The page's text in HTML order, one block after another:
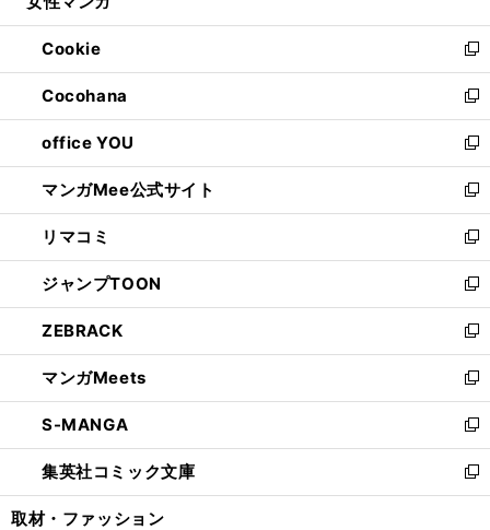
開
く
ウ
で
開
く
ン
ド
ウ
で
開
く
ウ
ィ
ン
ド
ウ
で
開
く
Cookie
新
し
い
ウ
ィ
ン
ド
ウ
で
開
く
Cocohana
新
し
い
ウ
ィ
ン
ド
ウ
で
開
く
office YOU
新
し
い
ウ
ィ
ン
ド
ウ
で
開
く
マンガMee公式サイト
新
し
い
ウ
ィ
ン
ド
ウ
で
開
く
リマコミ
新
し
い
ウ
ィ
ン
ド
ウ
で
開
く
ジャンプTOON
新
し
い
ウ
ィ
ン
ド
ウ
で
開
ZEBRACK
新
し
い
ウ
ィ
ン
ド
ウ
マンガMeets
新
し
い
ウ
ィ
ン
S-MANGA
新
し
い
ウ
集英社コミック文庫
新
し
取材・ファッション